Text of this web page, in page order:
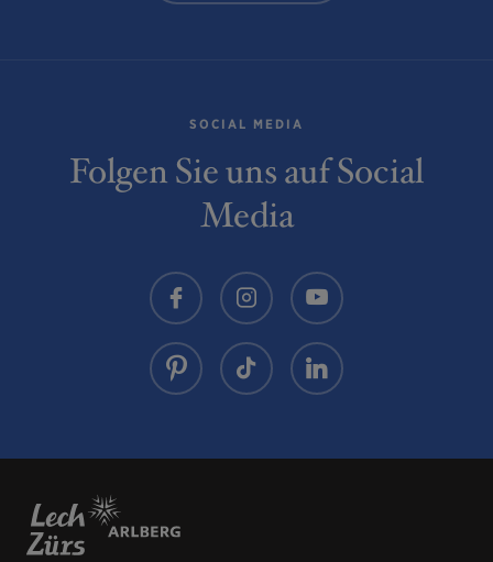
SOCIAL MEDIA
Folgen Sie uns auf Social
Media